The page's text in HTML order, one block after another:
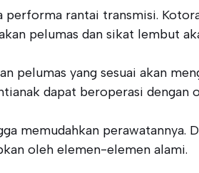
rantai transmisi.
pelumas dan sikat lembut
pelumas yang sesuai akan
dapat beroperasi dengan
memudahkan perawatannya.
oleh elemen-elemen alami.